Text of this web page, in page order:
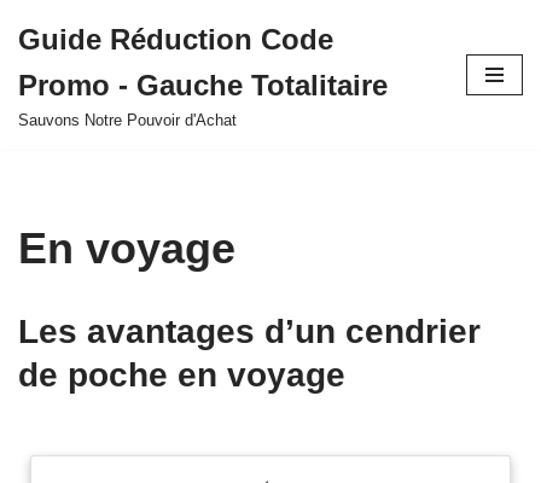
au
contenu
Guide Réduction Code
Promo - Gauche Totalitaire
Sauvons Notre Pouvoir d'Achat
En voyage
Les avantages d’un cendrier
de poche en voyage